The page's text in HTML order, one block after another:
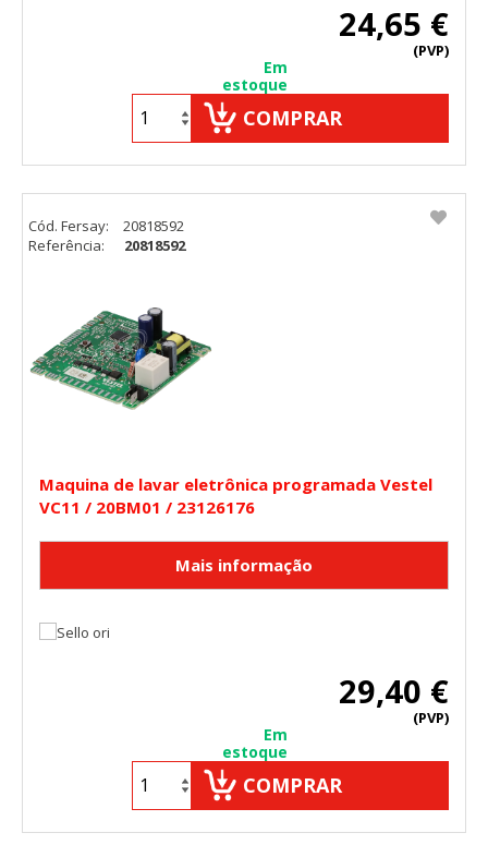
24,65 €
(PVP)
Em
estoque
COMPRAR
Maquina de lavar eletrônica programada Vestel
VC11 / 20BM01 / 23126176
29,40 €
(PVP)
Em
estoque
COMPRAR
Cód. Fersay:
20818592
Referência:
20818592